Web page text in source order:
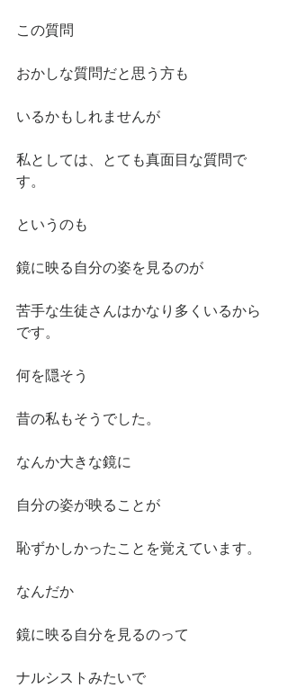
この質問
おかしな質問だと思う方も
いるかもしれませんが
私としては、とても真面目な質問で
す。
というのも
鏡に映る自分の姿を見るのが
苦手な生徒さんはかなり多くいるから
です。
何を隠そう
昔の私もそうでした。
なんか大きな鏡に
自分の姿が映ることが
恥ずかしかったことを覚えています。
なんだか
鏡に映る自分を見るのって
ナルシストみたいで